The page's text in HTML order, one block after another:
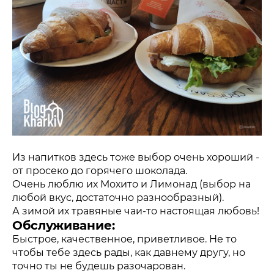
Из напитков здесь тоже выбор очень хороший -
от просеко до горячего шоколада.
Очень люблю их Мохито и Лимонад (выбор на
любой вкус, достаточно разнообразный).
А зимой их травяные чаи-то настоящая любовь!
Обслуживание:
Быстрое, качественное, приветливое. Не то
чтобы тебе здесь рады, как давнему другу, но
точно ты не будешь разочарован.